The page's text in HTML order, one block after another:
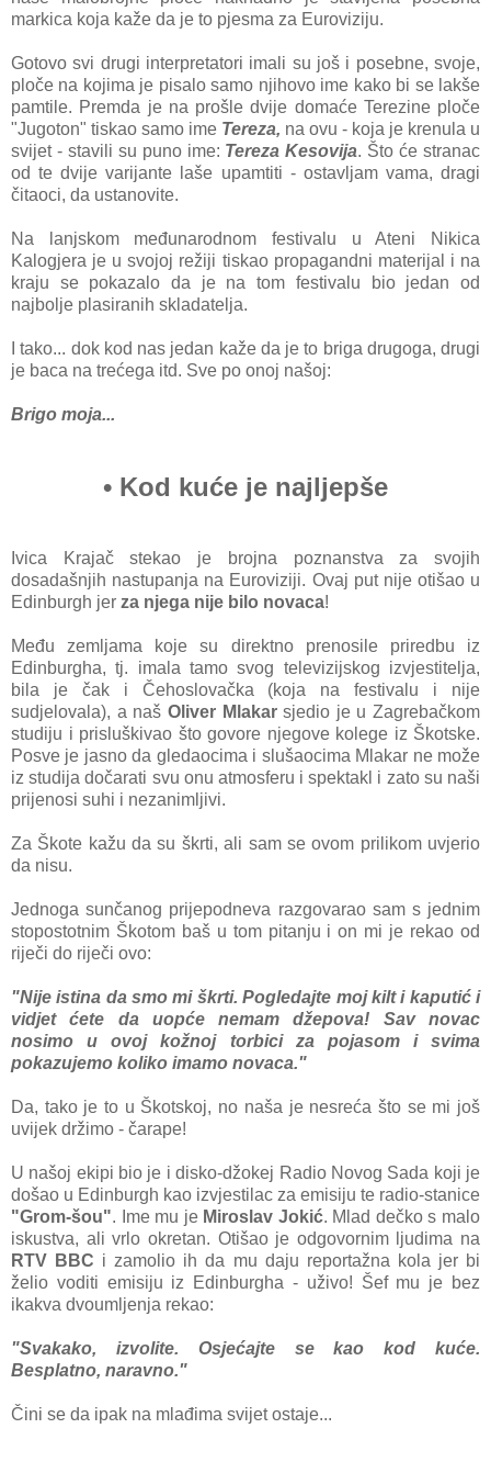
markica koja kaže da je to pjesma za Euroviziju.
Gotovo svi drugi interpretatori imali su još i posebne, svoje,
ploče na kojima je pisalo samo njihovo ime kako bi se lakše
pamtile. Premda je na prošle dvije domaće Terezine ploče
"Jugoton" tiskao samo ime Tereza, na ovu - koja je krenula u
svijet - stavili su puno ime: Tereza Kesovija. Što će stranac
od te dvije varijante laše upamtiti - ostavljam vama, dragi
čitaoci, da ustanovite.
Na lanjskom međunarodnom festivalu u Ateni Nikica
Kalogjera je u svojoj režiji tiskao propagandni materijal i na
kraju se pokazalo da je na tom festivalu bio jedan od
najbolje plasiranih skladatelja.
I tako... dok kod nas jedan kaže da je to briga drugoga, drugi
je baca na trećega itd. Sve po onoj našoj:
Brigo moja...
• Kod kuće je najljepše
Ivica Krajač stekao je brojna poznanstva za svojih
dosadašnjih nastupanja na Euroviziji. Ovaj put nije otišao u
Edinburgh jer za njega nije bilo novaca!
Među zemljama koje su direktno prenosile priredbu iz
Edinburgha, tj. imala tamo svog televizijskog izvjestitelja,
bila je čak i Čehoslovačka (koja na festivalu i nije
sudjelovala), a naš Oliver Mlakarsjedio je u Zagrebačkom
studiju i prisluškivao što govore njegove kolege iz Škotske.
Posve je jasno da gledaocima i slušaocima Mlakar ne može
iz studija dočarati svu onu atmosferu i spektakl i zato su naši
prijenosi suhi i nezanimljivi.
Za Škote kažu da su škrti, ali sam se ovom prilikom uvjerio
da nisu.
Jednoga sunčanog prijepodneva razgovarao sam s jednim
stopostotnim Škotom baš u tom pitanju i on mi je rekao od
riječi do riječi ovo:
"Nije istina da smo mi škrti. Pogledajte moj kilt i kaputić i
vidjet ćete da uopće nemam džepova! Sav novac
nosimo u ovoj kožnoj torbici za pojasom i svima
pokazujemo koliko imamo novaca."
Da, tako je to u Škotskoj, no naša je nesreća što se mi još
uvijek držimo - čarape!
U našoj ekipi bio je i disko-džokej Radio Novog Sada koji je
došao u Edinburgh kao izvjestilac za emisiju te radio-stanice
"Grom-šou". Ime mu je Miroslav Jokić. Mlad dečko s malo
iskustva, ali vrlo okretan. Otišao je odgovornim ljudima na
RTV BBC i zamolio ih da mu daju reportažna kola jer bi
želio voditi emisiju iz Edinburgha - uživo! Šef mu je bez
ikakva dvoumljenja rekao:
"Svakako, izvolite. Osjećajte se kao kod kuće.
Besplatno, naravno."
Čini se da ipak na mlađima svijet ostaje...